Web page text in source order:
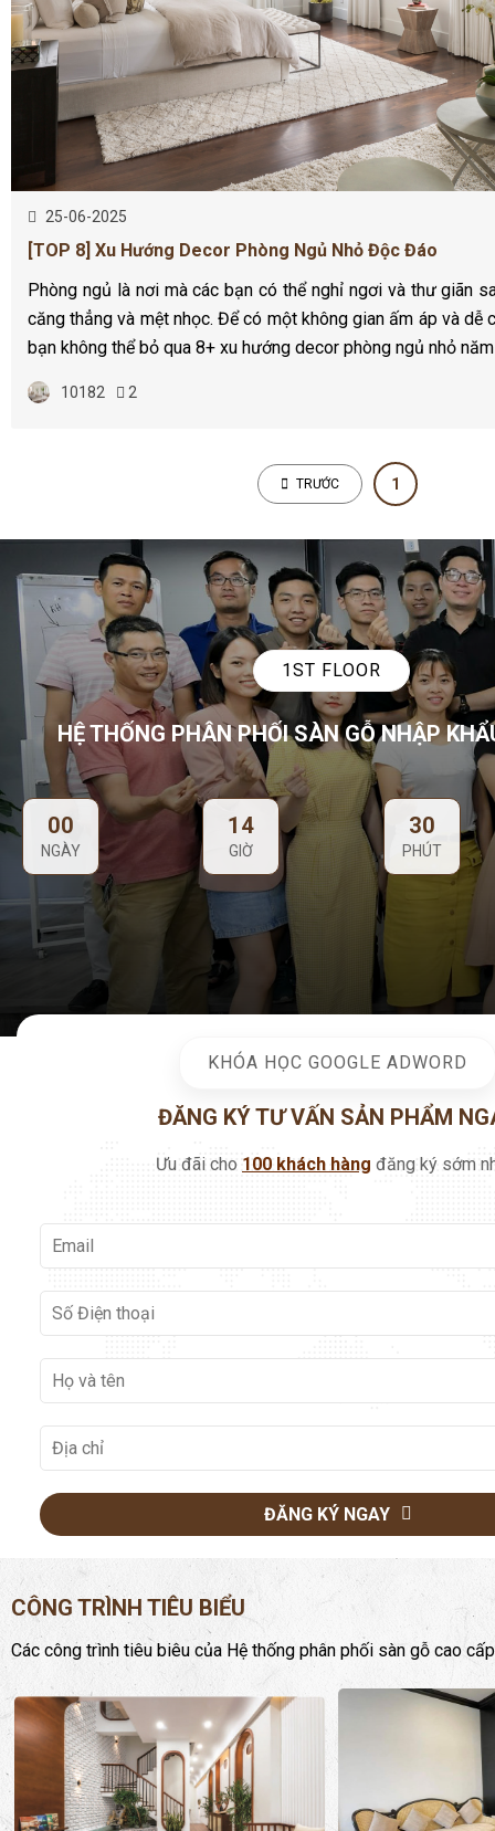
25-06-2025
[TOP 8] Xu Hướng Decor Phòng Ngủ Nhỏ Độc Đáo
Phòng ngủ là nơi mà các bạn có thể nghỉ ngơi và thư giãn
căng thẳng và mệt nhọc. Để có một không gian ấm áp và dễ
bạn không thể bỏ qua 8+ xu hướng decor phòng ngủ nhỏ
10182 2
TRƯỚC 1
1ST FLOOR
HỆ THỐNG PHÂN PHỐI SÀN GỖ NHẬP
00
NGÀY
14
GIỜ
30
PHÚT
KHÓA HỌC GOOGLE ADWORD
ĐĂNG KÝ TƯ VẤN SẢN PHẨM
Ưu đãi cho 100 khách hàng đăng ký sớm
ĐĂNG KÝ NGAY
CÔNG TRÌNH TIÊU BIỂU
Các công trình tiêu biêu của Hệ thống phân phối sàn gỗ cao